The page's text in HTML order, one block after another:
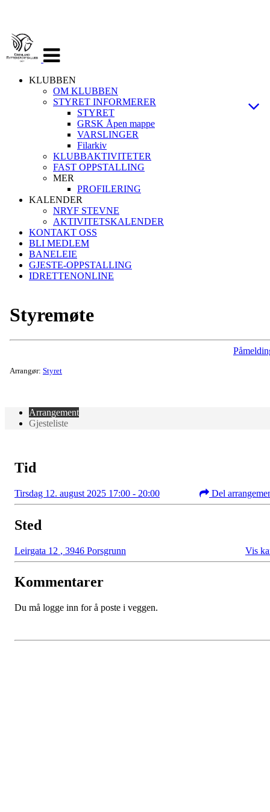
navigasjon
KLUBBEN
OM KLUBBEN
STYRET INFORMERER
STYRET
GRSK Åpen mappe
VARSLINGER
Filarkiv
KLUBBAKTIVITETER
FAST OPPSTALLING
MER
PROFILERING
KALENDER
NRYF STEVNE
AKTIVITETSKALENDER
KONTAKT OSS
BLI MEDLEM
BANELEIE
GJESTE-OPPSTALLING
IDRETTENONLINE
Styremøte
Arrangør: Styret
Arrangement
Gjesteliste
Tid
Tirsdag 12. august 2025 17:00 - 20:00 Del
Sted
Leirgata 12 , 3946 Porsgrunn Vis
Kommentarer
Du må logge inn for å poste i veggen.